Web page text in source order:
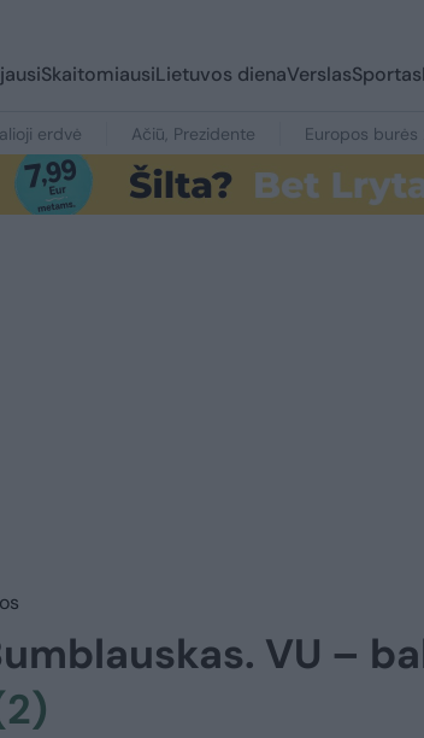
SkaitomiausiLietuvos dienaVerslasSportas
erdvė Ačiū, Prezidente Europos
VU –